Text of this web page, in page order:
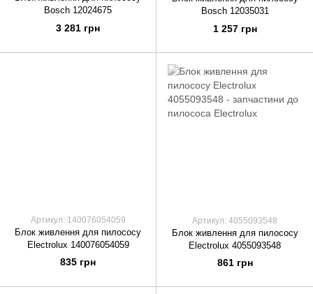
Bosch 12024675
3 281 грн
Bosch 12035031
1 257 грн
Артикул: 140076054059
Блок живлення для пилососу
Electrolux 140076054059
835 грн
Артикул: 4055093548
Блок живлення для пилососу
Electrolux 4055093548
861 грн